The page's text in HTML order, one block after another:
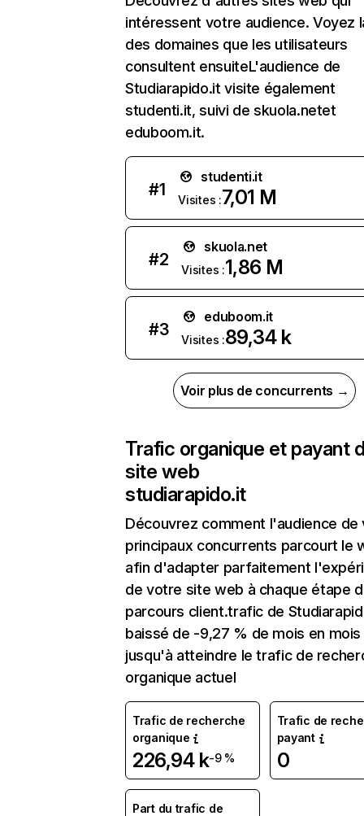
intéressent votre audience. Voyez
des domaines que les utilisateurs
consultent ensuiteL'audience de
Studiarapido.it visite également
studenti.it, suivi de skuola.netet
eduboom.it.
#1
studenti.it
Visites :7,01 M
#2
skuola.net
Visites :1,86 M
#3
eduboom.it
Visites :89,34 k
Voir plus de concurrents →
Trafic organique et payant
site web
studiarapido.it
Découvrez comment l'audience de
principaux concurrents parcourt le
afin d'adapter parfaitement
de votre site web à chaque étape
parcours client.trafic de
baissé de -9,27 % de mois en mois
jusqu'à atteindre le trafic de
organique actuel
Trafic de recherche
organique
226,94 k-9 %
Trafic de
payant
0
Part du trafic de